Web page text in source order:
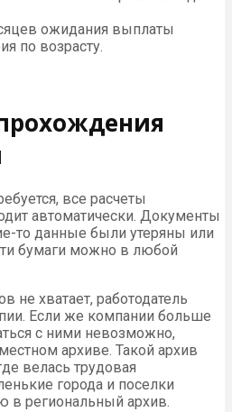
ожидания выплаты
по возрасту.
все расчеты
автоматически. Документы
то данные были утеряны или
бумаги можно в любой
не хватает, работодатель
Если же компании больше
с ними невозможно,
архиве. Такой архив
велась трудовая
города и поселки
в региональный архив.